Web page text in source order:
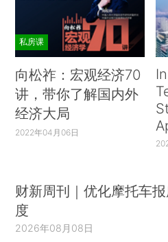
私房课
向松祚：宏观经济70
讲，带你了解国内外
经济大局
2022年04月06日
财新周刊｜优化摩托车报
度
2026年08月08日